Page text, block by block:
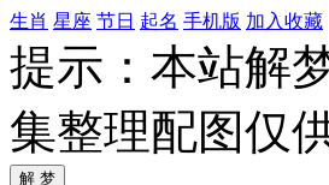
生肖 星座 节日 起名 手机版 加入收藏
提示：本站解
集整理配图仅